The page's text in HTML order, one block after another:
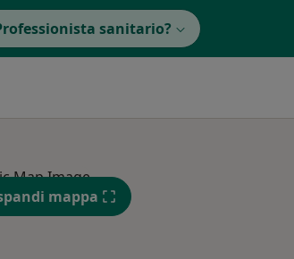
sanitario?
mappa